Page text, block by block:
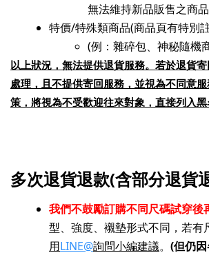
無法維持新品販售之商品
特價/特殊類商品(商品頁有特別
(例：雜碎包、神秘隨機
以上狀況，無法提供退貨服務。若於退貨
處理，且不提供寄回服務，並視為不同意
策，將視為不受歡迎往來對象，直接列入黑
多次退貨退款(含部分退貨
我們不鼓勵訂購不同尺碼試穿後
型、強度、襯墊形式不同，若有
用LINE@詢問小編建議。 (但仍